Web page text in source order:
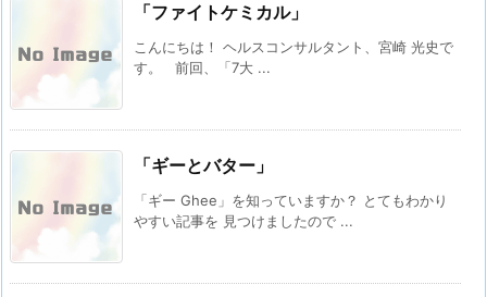
「ファイトケミカル」
こんにちは！ ヘルスコンサルタント、宮崎 光史で
す。 前回、「7大 ...
「ギーとバター」
「ギー Ghee」を知っていますか？ とてもわかり
やすい記事を 見つけましたので ...